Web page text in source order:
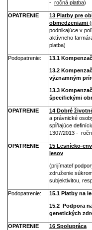
- ročná platba)
OPATRENIE
13 Platby pre
obmedzeniami
podnikajúce v
aktívneho
platba)
Podopatrenie: 13.1
13.2
významným
13.3
špecifickými
OPATRENIE 14 Dobré
a právnické
spĺňajúce
1307/2013 -
OPATRENIE
15 Lesnícko-
lesov
(prijímateľ
združenie
subjektivitou,
Podopatrenie: 15.1 Platby na
15.2 Podpora
genetických
OPATRENIE 16 Spolupráca